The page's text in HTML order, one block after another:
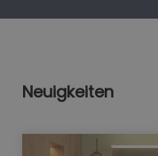
Neuigkeiten